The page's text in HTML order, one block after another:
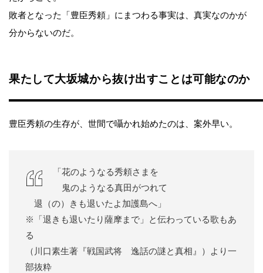
敗者となった「豊臣秀頼」にまつわる事実は、真実なのかが
分からないのだ。
果たして大坂城から抜け出すことは可能なのか
豊臣秀頼の生存が、世間で囁かれ始めたのは、案外早い。
「花のようなる秀頼さまを
鬼のようなる真田がつれて
退（の）きも退いたよ加護島へ」
※「退きも退いたり薩摩まで」と伝わっている歌もあ
る
（川口素生著『戦国武将 逸話の謎と真相』）より一
部抜粋